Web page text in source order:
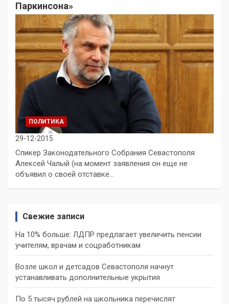
Паркинсона»
ПОЛИТИКА
29-12-2015
Спикер Законодательного Собрания Севастополя
Алексей Чалый (на момент заявления он еще не
объявил о своей отставке…
Свежие записи
На 10% больше: ЛДПР предлагает увеличить пенсии
учителям, врачам и соцработникам
Возле школ и детсадов Севастополя начнут
устанавливать дополнительные укрытия
По 5 тысяч рублей на школьника перечислят